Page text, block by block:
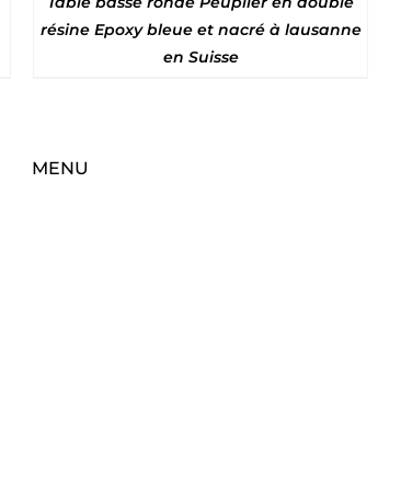
résine Epoxy bleue et nacré à lausanne
en Suisse
MENU